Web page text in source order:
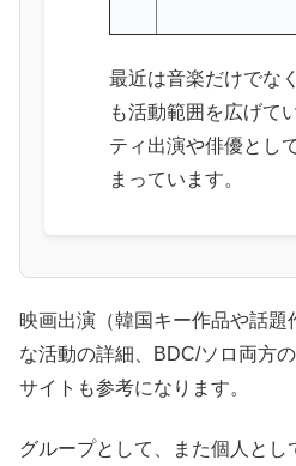
最近は音楽だけでな
も活動範囲を広げて
ティ出演や俳優とし
まっています。
映画出演（韓国キー作品や話
な活動の詳細、BDC/ソロ両方
サイトも参考になります。
グループとして、また個人とし